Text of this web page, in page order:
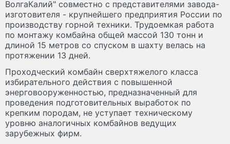
ВолгаКалий" совместно с представителями завода-
изготовителя - крупнейшего предприятия России по
производству горной техники. Трудоемкая работа
по монтажу комбайна общей массой 130 тонн и
длиной 15 метров со спуском в шахту велась на
протяжении 13 дней.
Проходческий комбайн сверхтяжелого класса
избирательного действия с повышенной
энерговооруженностью, предназначенный для
проведения подготовительных выработок по
крепким породам, не уступает техническому
уровню аналогичных комбайнов ведущих
зарубежных фирм.